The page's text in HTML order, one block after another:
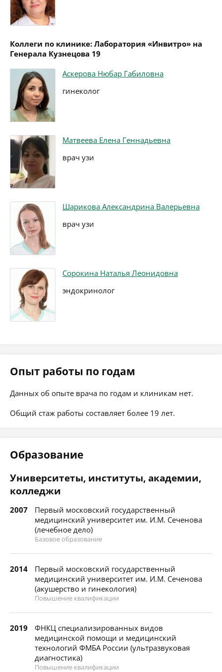
Коллеги по клинике: Лаборатория «Инвитро» на
Генерала Кузнецова 19
Аскерова Нюбар Габиловна
гинеколог
Матвеева Елена Геннадьевна
врач узи
Шарикова Александрина Валерьевна
врач узи
Сорокина Наталья Леонидовна
эндокринолог
Опыт работы по годам
Данных об опыте врача по годам и клиникам нет.
Общий стаж работы составляет более 19 лет.
Образование
Университеты, институты, академии,
колледжи
2007
Первый московский государственный
медицинский университет им. И.М. Сеченова
(лечебное дело)
Базовое образование
2014
Первый московский государственный
медицинский университет им. И.М. Сеченова
(акушерство и гинекология)
Повышение квалификации
2019
ФНКЦ специализированных видов
медицинской помощи и медицинский
технологий ФМБА России (ультразвуковая
диагностика)
Повышение квалификации